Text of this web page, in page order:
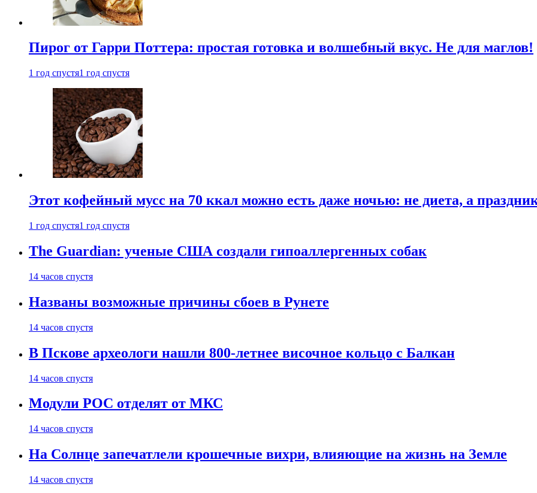
Пирог от Гарри Поттера: простая готовка и волшебный вкус. Не для маглов!
1 год спустя1 год спустя
Этот кофейный мусс на 70 ккал можно есть даже ночью: не диета, а
1 год спустя1 год спустя
The Guardian: ученые США создали гипоаллергенных собак
14 часов спустя
Названы возможные причины сбоев в Рунете
14 часов спустя
В Пскове археологи нашли 800-летнее височное кольцо с Балкан
14 часов спустя
Модули РОС отделят от МКС
14 часов спустя
На Солнце запечатлели крошечные вихри, влияющие на жизнь на Земле
14 часов спустя